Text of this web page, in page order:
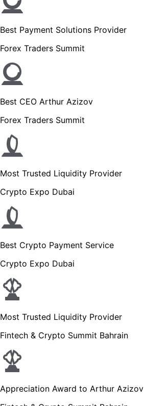
Best Payment Solutions Provider
Forex Traders Summit
Best CEO Arthur Azizov
Forex Traders Summit
Most Trusted Liquidity Provider
Crypto Expo Dubai
Best Crypto Payment Service
Crypto Expo Dubai
Most Trusted Liquidity Provider
Fintech & Crypto Summit Bahrain
Appreciation Award to Arthur Azizov